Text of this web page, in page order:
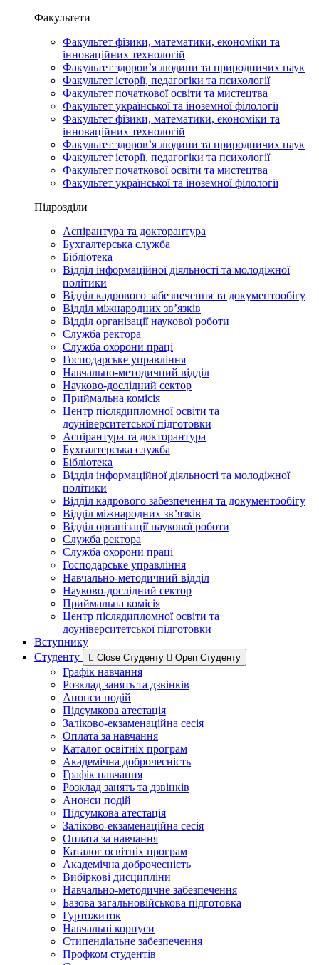
Факультети
Факультет фізики, математики, економіки та
інноваційних технологій
Факультет здоров’я людини та природничих наук
Факультет історії, педагогіки та психології
Факультет початкової освіти та мистецтва
Факультет української та іноземної філології
Факультет фізики, математики, економіки та
інноваційних технологій
Факультет здоров’я людини та природничих наук
Факультет історії, педагогіки та психології
Факультет початкової освіти та мистецтва
Факультет української та іноземної філології
Підрозділи
Аспірантура та докторантура
Бухгалтерська служба
Бібліотека
Відділ інформаційної діяльності та молодіжної
політики
Відділ кадрового забезпечення та документообігу
Відділ міжнародних зв’язків
Відділ організації наукової роботи
Служба ректора
Служба охорони праці
Господарське управління
Навчально-методичний відділ
Науково-дослідний сектор
Приймальна комісія
Центр післядипломної освіти та
доуніверситетської підготовки
Аспірантура та докторантура
Бухгалтерська служба
Бібліотека
Відділ інформаційної діяльності та молодіжної
політики
Відділ кадрового забезпечення та документообігу
Відділ міжнародних зв’язків
Відділ організації наукової роботи
Служба ректора
Служба охорони праці
Господарське управління
Навчально-методичний відділ
Науково-дослідний сектор
Приймальна комісія
Центр післядипломної освіти та
доуніверситетської підготовки
Вступнику
Студенту
Close Студенту Open Студенту
Графік навчання
Розклад занять та дзвінків
Анонси подій
Підсумкова атестація
Заліково-екзаменаційна сесія
Оплата за навчання
Каталог освітніх програм
Академічна доброчесність
Графік навчання
Розклад занять та дзвінків
Анонси подій
Підсумкова атестація
Заліково-екзаменаційна сесія
Оплата за навчання
Каталог освітніх програм
Академічна доброчесність
Вибіркові дисципліни
Навчально-методичне забезпечення
Базова загальновійськова підготовка
Гуртожиток
Навчальні корпуси
Стипендіальне забезпечення
Профком студентів